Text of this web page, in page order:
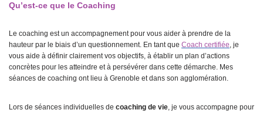
Qu’est-ce que le Coaching
Le coaching est un accompagnement pour vous aider à prendre de la
hauteur par le biais d’un questionnement. En tant que Coach certifiée, je
vous aide à définir clairement vos objectifs, à établir un plan d’actions
concrètes pour les atteindre et à persévérer dans cette démarche. Mes
séances de coaching ont lieu à Grenoble et dans son agglomération.
Lors de séances individuelles de coaching de vie, je vous accompagne pour